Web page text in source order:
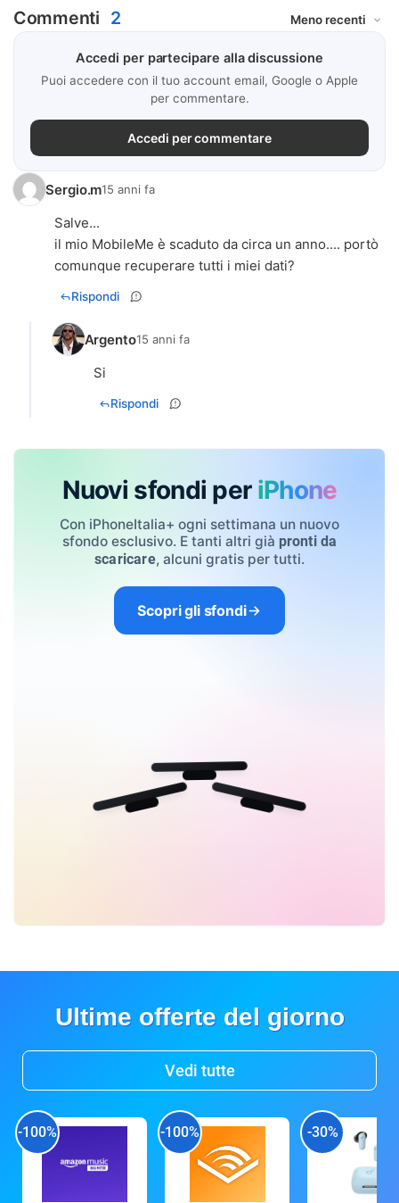
Commenti 2
Accedi per partecipare alla discussione
Puoi accedere con il tuo account email, Google o Apple
per commentare.
Accedi per commentare
Sergio.m15 anni fa
Salve...
il mio MobileMe è scaduto da circa un anno.... portò
comunque recuperare tutti i miei dati?
Rispondi
Argento15 anni fa
Si
Rispondi
Nuovi sfondi per iPhone
Con iPhoneItalia+ ogni settimana un nuovo
sfondo esclusivo. E tanti altri già pronti da
scaricare, alcuni gratis per tutti.
Scopri gli sfondi
Ultime offerte del giorno
Vedi tutte
-100% -100% -30%